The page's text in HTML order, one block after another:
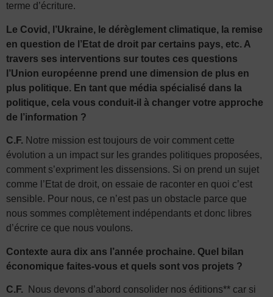
terme d’écriture.
Le Covid, l’Ukraine, le dérèglement climatique, la remise
en question de l’Etat de droit par certains pays, etc. A
travers ses interventions sur toutes ces questions
l’Union européenne prend une dimension de plus en
plus politique. En tant que média spécialisé dans la
politique, cela vous conduit-il à changer votre approche
de l’information ?
C.F. Notre mission est toujours de voir comment cette
évolution a un impact sur les grandes politiques proposées,
comment s’expriment les dissensions. Si on prend un sujet
comme l’Etat de droit, on essaie de raconter en quoi c’est
sensible. Pour nous, ce n’est pas un obstacle parce que
nous sommes complètement indépendants et donc libres
d’écrire ce que nous voulons.
Contexte aura dix ans l’année prochaine. Quel bilan
économique faites-vous et quels sont vos projets ?
C.F. Nous devons d’abord consolider nos éditions** car si